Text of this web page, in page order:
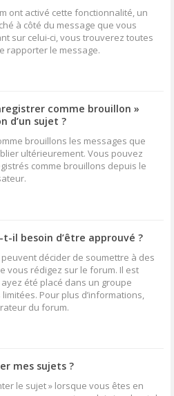
ont activé cette fonctionnalité, un
à côté du message que vous
sur celui-ci, vous trouverez toutes
rapporter le message.
comme brouillon »
d’un sujet ?
brouillons les messages que
ultérieurement. Vous pouvez
comme brouillons depuis le
il besoin d’être approuvé ?
décider de soumettre à des
vous rédigez sur le forum. Il est
été placé dans un groupe
Pour plus d’informations,
du forum.
mes sujets ?
le sujet » lorsque vous êtes en